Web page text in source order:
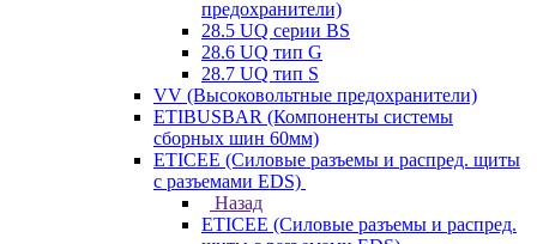
предохранители)
28.5 UQ серии BS
28.6 UQ тип G
28.7 UQ тип S
VV (Высоковольтные предохранители)
ETIBUSBAR (Компоненты системы
сборных шин 60мм)
ETICEE (Силовые разъемы и распред. щиты
с разъемами EDS)
Назад
ETICEE (Силовые разъемы и распред.